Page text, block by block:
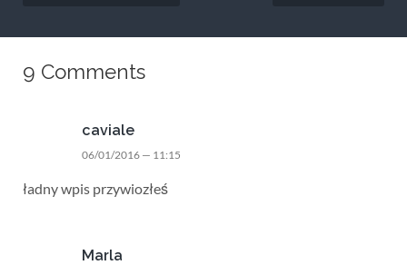
9 Comments
caviale
06/01/2016 — 11:15
ładny wpis przywiozłeś
Marla